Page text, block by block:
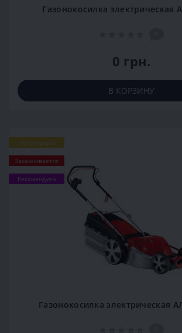
Газонокосилка электрическая
0 грн.
В КОРЗИНУ
Популярный
Заканчивается
Рекомендуем
Газонокосилка электрическая